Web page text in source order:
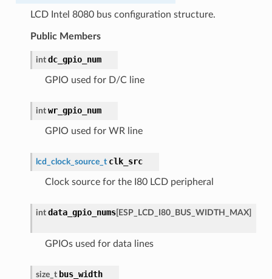
LCD Intel 8080 bus configuration structure.
Public Members
int dc_gpio_num
GPIO used for D/C line
int wr_gpio_num
GPIO used for WR line
lcd_clock_source_t clk_src
Clock source for the I80 LCD peripheral
int data_gpio_nums[ESP_LCD_I80_BUS_WIDTH_MAX]
GPIOs used for data lines
size_t bus_width